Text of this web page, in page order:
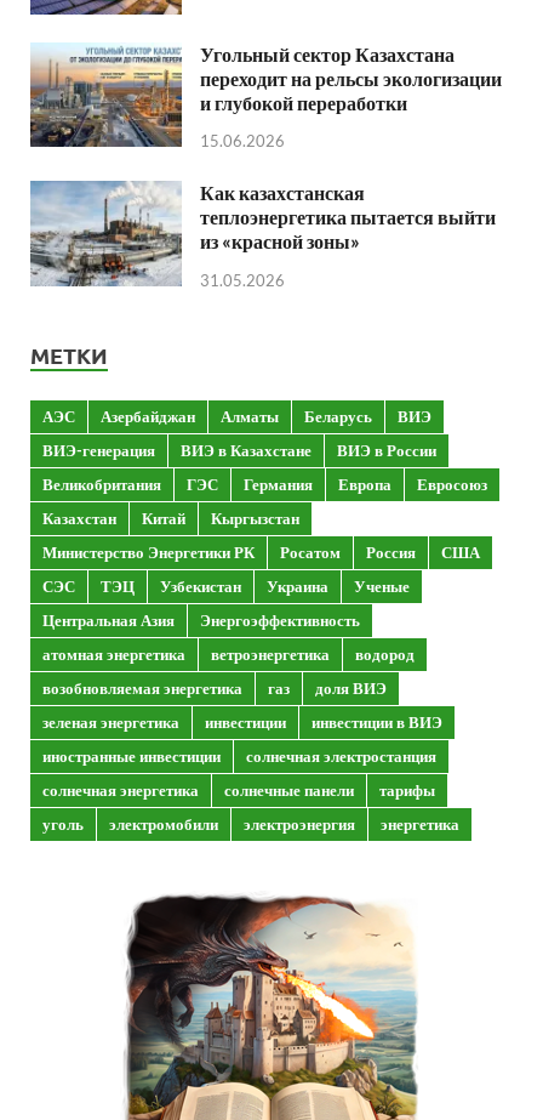
Угольный сектор Казахстана
переходит на рельсы экологизации
и глубокой переработки
15.06.2026
Как казахстанская
теплоэнергетика пытается выйти
из «красной зоны»
31.05.2026
МЕТКИ
АЭС Азербайджан Алматы Беларусь
ВИЭ
ВИЭ-генерация
ВИЭ в Казахстане
ВИЭ в России
Великобритания
ГЭС Германия Европа
Евросоюз
Казахстан
Китай
Кыргызстан
Министерство Энергетики РК
Росатом Россия
США
СЭС
ТЭЦ Узбекистан Украина
Ученые
Центральная Азия
Энергоэффективность
атомная энергетика
ветроэнергетика
водород
возобновляемая энергетика
газ
доля ВИЭ
зеленая энергетика
инвестиции
инвестиции в ВИЭ
иностранные инвестиции
солнечная электростанция
солнечная энергетика
солнечные панели
тарифы
уголь
электромобили электроэнергия энергетика